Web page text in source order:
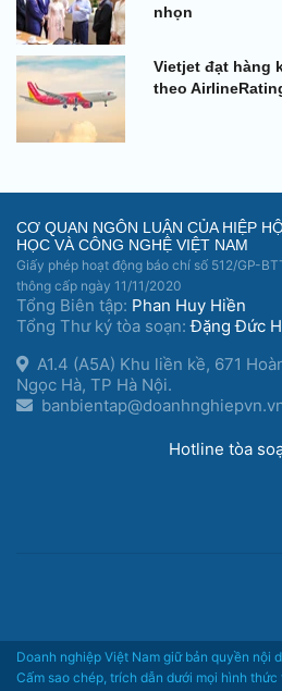
nhọn
Vietjet đạt hàng
theo
CƠ QUAN NGÔN LUẬN CỦA HIỆP
HỌC VÀ CÔNG NGHỆ VIỆT NAM
Giấy phép hoạt động báo chí số 512/GP-
thông cấp ngày 11/11/2020
Tổng Biên tập: Phan Huy Hiền
Tổng Thư ký tòa soạn:Đặng Đức
A1.4 (A5A) Khu liền kề, 671
Ngọc Hà, TP Hà Nội.
Hotline tòa
Doanh nghiệp Việt Nam giữ bản quyền nội
Cấm sao chép, trích dẫn dưới mọi hình